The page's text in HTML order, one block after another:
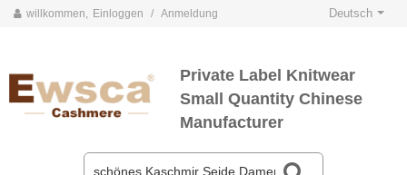
willkommen, Einloggen / Anmeldung Deutsch
Private Label Knitwear
Small Quantity Chinese
Manufacturer